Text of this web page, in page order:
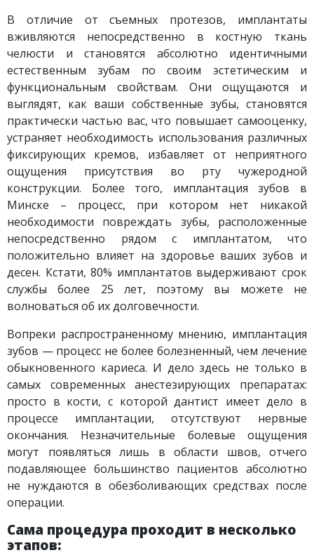
В отличие от съемных протезов, имплантаты
вживляются непосредственно в костную ткань
челюсти и становятся абсолютно идентичными
естественным зубам по своим эстетическим и
функциональным свойствам. Они ощущаются и
выглядят, как ваши собственные зубы, становятся
практически частью вас, что повышает самооценку,
устраняет необходимость использования различных
фиксирующих кремов, избавляет от неприятного
ощущения присутствия во рту чужеродной
конструкции. Более того, имплантация зубов в
Минске – процесс, при котором нет никакой
необходимости повреждать зубы, расположенные
непосредственно рядом с имплантатом, что
положительно влияет на здоровье ваших зубов и
десен. Кстати, 80% имплантатов выдерживают срок
службы более 25 лет, поэтому вы можете не
волноваться об их долговечности.
Вопреки распространенному мнению, имплантация
зубов — процесс не более болезненный, чем лечение
обыкновенного кариеса. И дело здесь не только в
самых современных анестезирующих препаратах:
просто в кости, с которой дантист имеет дело в
процессе имплантации, отсутствуют нервные
окончания. Незначительные болевые ощущения
могут появляться лишь в области швов, отчего
подавляющее большинство пациентов абсолютно
не нуждаются в обезболивающих средствах после
операции.
Сама процедура проходит в несколько
этапов: